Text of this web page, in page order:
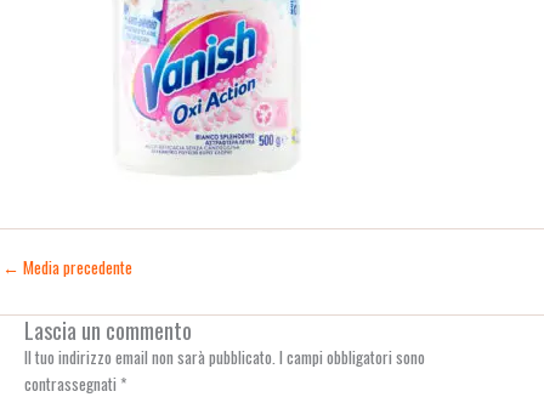
← Media precedente
Lascia un commento
Il tuo indirizzo email non sarà pubblicato. I campi obbligatori sono
contrassegnati *